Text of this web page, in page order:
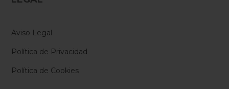
Aviso Legal
Política de Privacidad
Política de Cookies